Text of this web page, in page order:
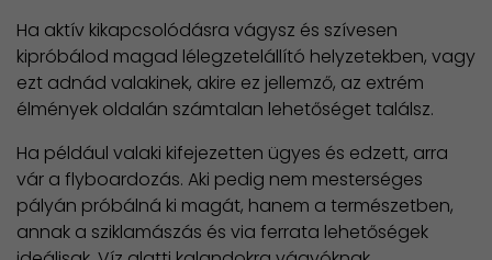
Ha aktív kikapcsolódásra vágysz és szívesen
kipróbálod magad lélegzetelállító helyzetekben, vagy
ezt adnád valakinek, akire ez jellemző, az extrém
élmények oldalán számtalan lehetőséget találsz.
Ha például valaki kifejezetten ügyes és edzett, arra
vár a flyboardozás. Aki pedig nem mesterséges
pályán próbálná ki magát, hanem a természetben,
annak a sziklamászás és via ferrata lehetőségek